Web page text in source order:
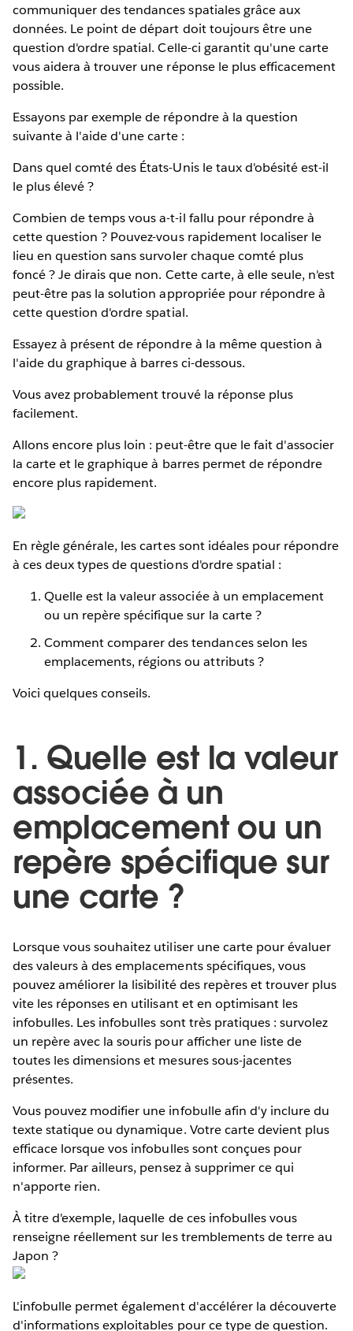
communiquer des tendances spatiales grâce aux
données. Le point de départ doit toujours être une
question d'ordre spatial. Celle-ci garantit qu'une carte
vous aidera à trouver une réponse le plus efficacement
possible.
Essayons par exemple de répondre à la question
suivante à l'aide d'une carte :
Dans quel comté des États-Unis le taux d'obésité est-il
le plus élevé ?
Combien de temps vous a-t-il fallu pour répondre à
cette question ? Pouvez-vous rapidement localiser le
lieu en question sans survoler chaque comté plus
foncé ? Je dirais que non. Cette carte, à elle seule, n'est
peut-être pas la solution appropriée pour répondre à
cette question d'ordre spatial.
Essayez à présent de répondre à la même question à
l'aide du graphique à barres ci-dessous.
Vous avez probablement trouvé la réponse plus
facilement.
Allons encore plus loin : peut-être que le fait d'associer
la carte et le graphique à barres permet de répondre
encore plus rapidement.
En règle générale, les cartes sont idéales pour répondre
à ces deux types de questions d'ordre spatial :
Quelle est la valeur associée à un emplacement
ou un repère spécifique sur la carte ?
Comment comparer des tendances selon les
emplacements, régions ou attributs ?
Voici quelques conseils.
1. Quelle est la valeur
associée à un
emplacement ou un
repère spécifique sur
une carte ?
Lorsque vous souhaitez utiliser une carte pour évaluer
des valeurs à des emplacements spécifiques, vous
pouvez améliorer la lisibilité des repères et trouver plus
vite les réponses en utilisant et en optimisant les
infobulles. Les infobulles sont très pratiques : survolez
un repère avec la souris pour afficher une liste de
toutes les dimensions et mesures sous-jacentes
présentes.
Vous pouvez modifier une infobulle afin d'y inclure du
texte statique ou dynamique. Votre carte devient plus
efficace lorsque vos infobulles sont conçues pour
informer. Par ailleurs, pensez à supprimer ce qui
n'apporte rien.
À titre d'exemple, laquelle de ces infobulles vous
renseigne réellement sur les tremblements de terre au
Japon ?
L'infobulle permet également d'accélérer la découverte
d'informations exploitables pour ce type de question.